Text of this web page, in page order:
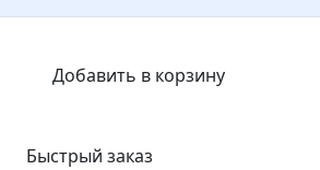
Добавить в корзину
Быстрый заказ